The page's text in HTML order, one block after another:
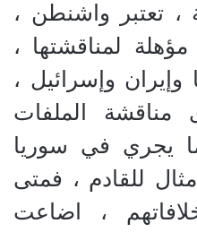
، تعتبر واشنطن ،
مؤهلة لمناقشتها ،
وإسرائيل ،
مناقشة الملفات
يجري في سوريا
للقادم ، فمتى
، اضاعت